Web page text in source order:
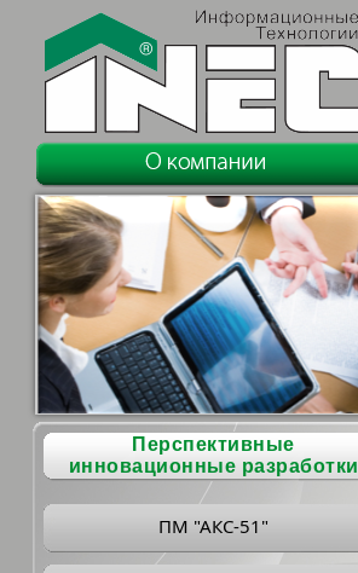
Перспективные
инновационные разработки
ПМ "АКС-51"